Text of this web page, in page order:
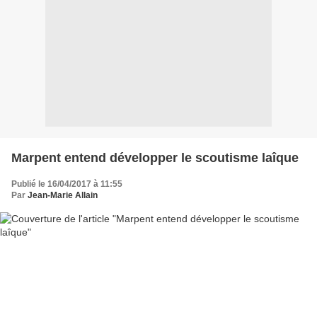
Marpent entend développer le scoutisme laîque
Publié le 16/04/2017 à 11:55
Par Jean-Marie Allain